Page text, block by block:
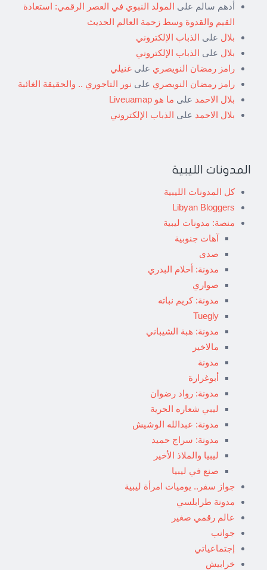
أدهم سالم على المولد النبوي في العصر الرقمي: استعادة
القيم والقدوة وسط زحمة العالم الحديث
بلال على الذباب الإلكتروني
بلال على الذباب الإلكتروني
رامز رمضان النويصري على غنيلي
رامز رمضان النويصري على نور التاجوري .. والحقيقة الغائبة
بلال الاحمد على ما هو Liveuamap
بلال الاحمد على الذباب الإلكتروني
المدونات الليبية
كل المدونات الليبية
Libyan Bloggers
منصة: مدونات ليبية
آهات جنوبية
صدى
مدونة: أحلام البدري
صواري
مدونة: كريم نباته
Tuegly
مدونة: هبة الشيباني
مالاخير
مدونة
أبوغرارة
مدونة: رواد رضوان
ليبي شعاره الحرية
مدونة: عبدالله الوشيش
مدونة: سراج حميد
ليبيا والملاذ الأخير
صنع في ليبيا
جواز سفر.. يوميات امرأة ليبية
مدونة طرابلسي
عالم رقمي صغير
جوانب
إجتماعياتي
خرابيش